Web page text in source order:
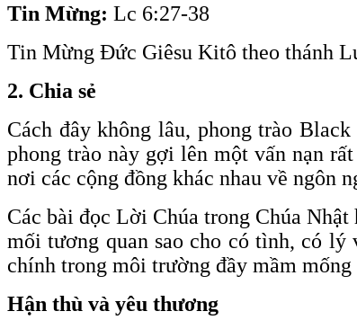
Tin Mừng: Lc 6:27-38
Tin Mừng Đức Giêsu Kitô theo thánh
2. Chia sẻ
Cách đây không lâu, phong trào
phong trào này gợi lên một vấn nạn
nơi các cộng đồng khác nhau về ngôn
Các bài đọc Lời Chúa trong Chúa
mối tương quan sao cho có tình, có
chính trong môi trường đầy mầm
Hận thù và yêu thương